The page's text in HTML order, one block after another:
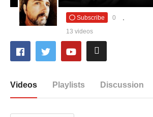
Subscribe
0
13 videos
Videos Playlists Discussion